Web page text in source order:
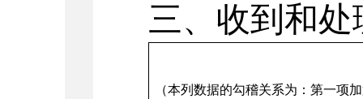
三、收到和
（本列数据的勾稽关系为：第一项